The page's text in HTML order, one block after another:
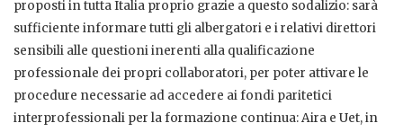
proposti in tutta Italia proprio grazie a questo sodalizio: sarà
sufficiente informare tutti gli albergatori e i relativi direttori
sensibili alle questioni inerenti alla qualificazione
professionale dei propri collaboratori, per poter attivare le
procedure necessarie ad accedere ai fondi paritetici
interprofessionali per la formazione continua: Aira e Uet, in